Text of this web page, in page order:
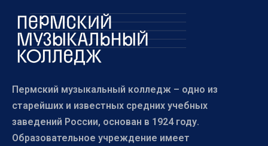
Пермский музыкальный колледж – одно из
старейших и известных средних учебных
заведений России, основан в 1924 году.
Образовательное учреждение имеет